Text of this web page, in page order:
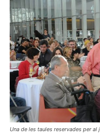
Una de les taules reservades per